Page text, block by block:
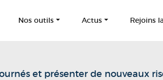
Nos outils Actus Rejoins
et présenter de nouveaux